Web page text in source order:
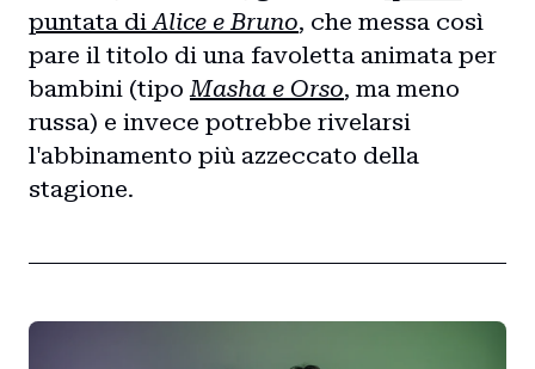
puntata diAlice e Bruno, che messa così
pare il titolo di una favoletta animata per
bambini (tipoMasha e Orso, ma meno
russa) e invece potrebbe rivelarsi
l'abbinamento più azzeccato della
stagione.